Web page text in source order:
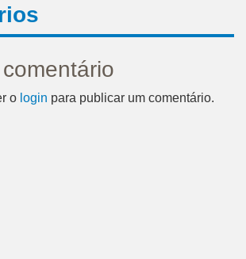
o login para publicar um comentário.